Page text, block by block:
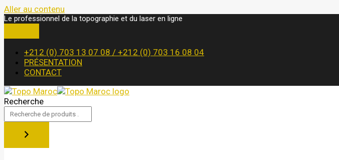
Aller au contenu
Le professionnel de la topographie et du laser en ligne
+212 (0) 703 13 07 08 / +212 (0) 703 16 08 04
PRÉSENTATION
CONTACT
Recherche